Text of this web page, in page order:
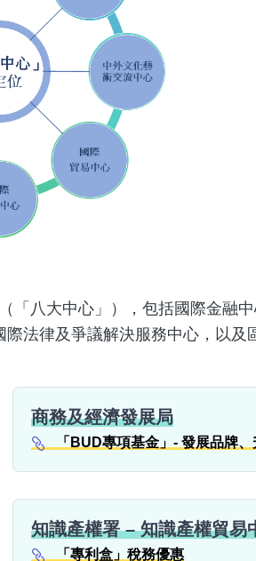
八大中心」），包括國際金融
法律及爭議解決服務中心，以
商務及經濟發展局
「BUD專項基金」- 發展品牌
知識產權署 – 知識產權貿易
「專利盒」稅務優惠